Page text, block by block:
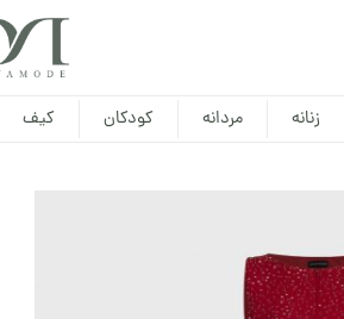
زنانه مردانه کودکان کیف